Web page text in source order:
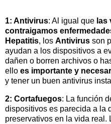
1: Antivirus: Al igual que las
contraigamos
Hepatitis, los Antivirus son
ayudan a los dispositivos a
dañen o borren archivos o
ello es importante y
y tener un buen antivirus
2: Cortafuegos: La función
dispositivos es parecida a la
preservativos en la vida real.